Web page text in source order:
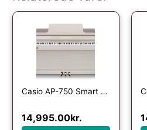
Casio AP-750 Smart Hybrid Celviano – El Klaver – Grå
14,995.00kr.